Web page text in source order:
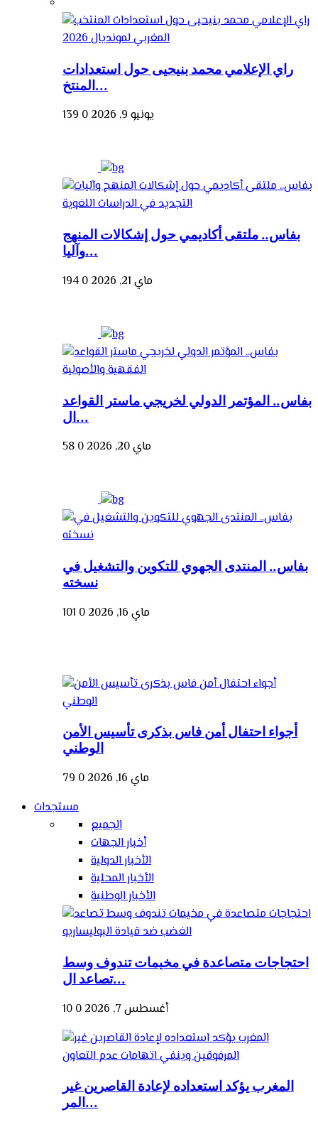
راي الإعلامي محمد بنيحيى حول استعدادات
المنتخ...
يونيو 9, 2026 0
139
بفاس.. ملتقى أكاديمي حول إشكالات المنهج
وآليا...
ماي 21, 2026 0
194
بفاس.. المؤتمر الدولي لخريجي ماستر القواعد
ال...
ماي 20, 2026 0
58
بفاس.. المنتدى الجهوي للتكوين والتشغيل في
نسخته
ماي 16, 2026 0
101
أجواء احتفال أمن فاس بذكرى تأسيس الأمن
الوطني
ماي 16, 2026 0
79
مستجدات
الجميع
أخبار الجهات
الأخبار الدولية
الأخبار المحلية
الأخبار الوطنية
احتجاجات متصاعدة في مخيمات تندوف وسط
تصاعد ال...
أغسطس 7, 2026 0
10
المغرب يؤكد استعداده لإعادة القاصرين غير
المر...